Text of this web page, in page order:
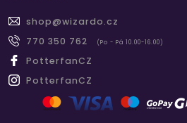
shop@wizardo.cz
770 350 762
(Po - Pá 10.00-16.00)
PotterfanCZ
PotterfanCZ